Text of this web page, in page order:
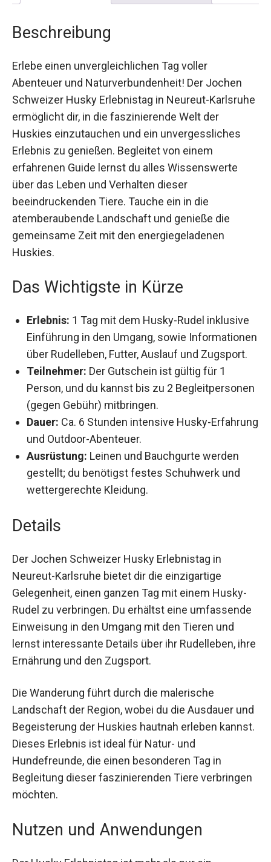
Beschreibung
Erlebe einen unvergleichlichen Tag voller
Abenteuer und Naturverbundenheit! Der Jochen
Schweizer Husky Erlebnistag in Neureut-
Karlsruhe ermöglicht dir, in die faszinierende Welt
der Huskies einzutauchen und ein
unvergessliches Erlebnis zu genießen. Begleitet
von einem erfahrenen Guide lernst du alles
Wissenswerte über das Leben und Verhalten
dieser beeindruckenden Tiere. Tauche ein in die
atemberaubende Landschaft und genieße die
gemeinsame Zeit mit den energiegeladenen
Huskies.
Das Wichtigste in Kürze
Erlebnis:
1 Tag mit dem Husky-Rudel inklusive
Einführung in den Umgang, sowie
Informationen über Rudelleben, Futter, Auslauf
und Zugsport.
Teilnehmer: Der Gutschein ist gültig für 1
Person, und du kannst bis zu 2
Begleitpersonen (gegen Gebühr) mitbringen.
Dauer:
Ca. 6 Stunden intensive Husky-
Erfahrung und Outdoor-Abenteuer.
Ausrüstung:
Leinen und Bauchgurte werden
gestellt; du benötigst festes Schuhwerk und
Details
Der Jochen Schweizer Husky Erlebnistag in
Neureut-Karlsruhe bietet dir die einzigartige
Gelegenheit, einen ganzen Tag mit einem Husky-
Rudel zu verbringen. Du erhältst eine
umfassende Einweisung in den Umgang mit den
Tieren und lernst interessante Details über ihr
Die Wanderung führt durch die malerische
Landschaft der Region, wobei du die Ausdauer
und Begeisterung der Huskies hautnah erleben
kannst. Dieses Erlebnis ist ideal für Natur- und
Hundefreunde, die einen besonderen Tag in
Begleitung dieser faszinierenden Tiere
Nutzen und Anwendungen